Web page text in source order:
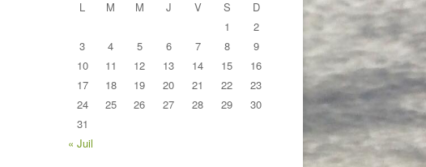
L
M M J V S
D
1
2
3
4 5 6 7 8
9
10
11 12 13 14 15
16
17
18 19 20 21 22
23
24
25 26 27 28 29
30
31
« Juil